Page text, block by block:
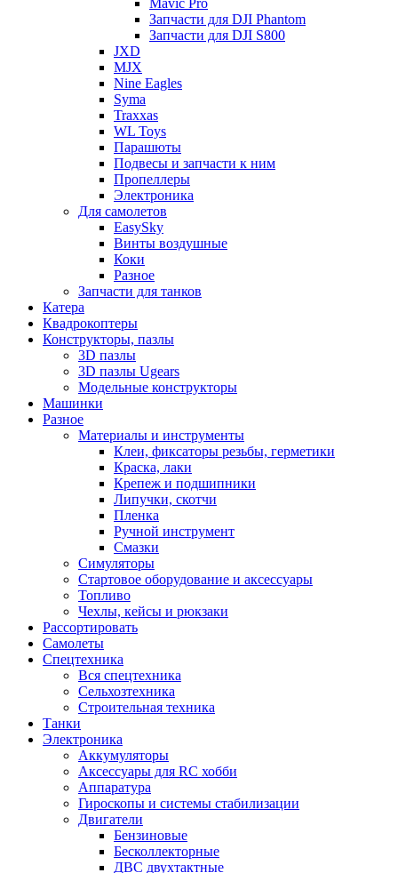
Mavic Pro
Запчасти для DJI Phantom
Запчасти для DJI S800
JXD
MJX
Nine Eagles
Syma
Traxxas
WL Toys
Парашюты
Подвесы и запчасти к ним
Пропеллеры
Электроника
Для самолетов
EasySky
Винты воздушные
Коки
Разное
Запчасти для танков
Катера
Квадрокоптеры
Конструкторы, пазлы
3D пазлы
3D пазлы Ugears
Модельные конструкторы
Машинки
Разное
Материалы и инструменты
Клеи, фиксаторы резьбы, герметики
Краска, лаки
Крепеж и подшипники
Липучки, скотчи
Пленка
Ручной инструмент
Смазки
Симуляторы
Стартовое оборудование и аксессуары
Топливо
Чехлы, кейсы и рюкзаки
Рассортировать
Самолеты
Спецтехника
Вся спецтехника
Сельхозтехника
Строительная техника
Танки
Электроника
Аккумуляторы
Аксессуары для RC хобби
Аппаратура
Гироскопы и системы стабилизации
Двигатели
Бензиновые
Бесколлекторные
ДВС двухтактные